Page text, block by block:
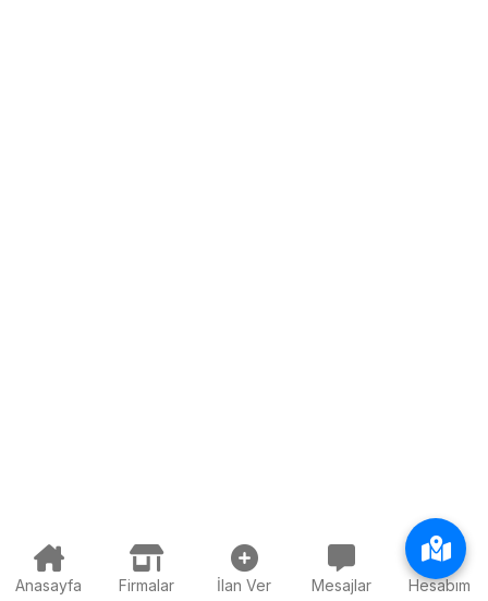
Anasayfa Firmalar İlan Ver Mesajlar Hesabım